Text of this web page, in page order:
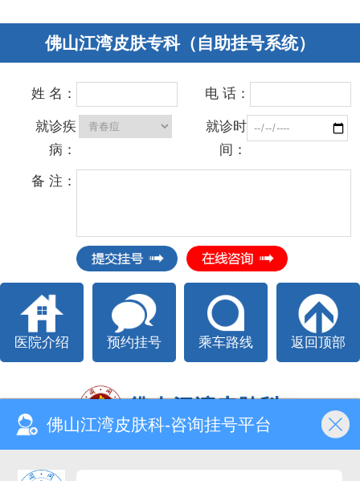
佛山江湾皮肤专科（自助挂号系统）
姓 名： 电 话：
就诊疾
病：
就诊时
间：
备 注：
医院介绍 预约挂号 乘车路线 返回顶部
Copyright @ All right reserved.
佛山江湾皮肤科-咨询挂号平台